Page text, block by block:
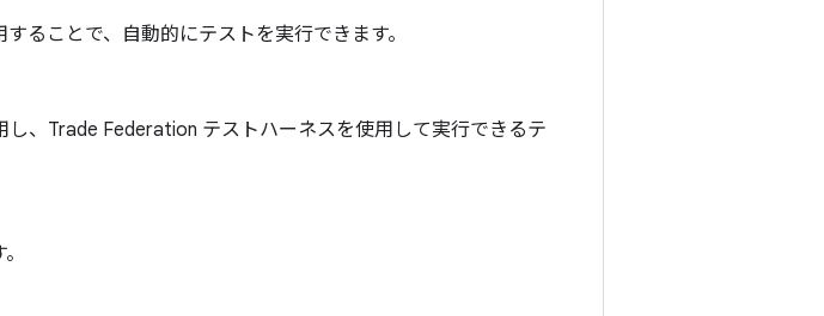
ることで、自動的にテストを実行できます。
、Trade Federation テストハーネスを使用して実行できるテ